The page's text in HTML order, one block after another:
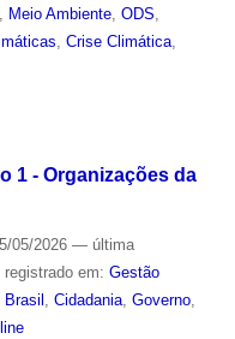
Meio Ambiente, ODS
Crise Climática,
1 - Organizações da
05/2026 — última
em: Gestão
Brasil , Cidadania, Governo,